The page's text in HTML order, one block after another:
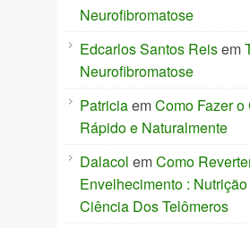
Neurofibromatose
Edcarlos Santos Reisem
Neurofibromatose
PatriciaemComo Fazer o
Rápido e Naturalmente
Dalacol emComo
Envelhecimento :
Ciência Dos Telômeros